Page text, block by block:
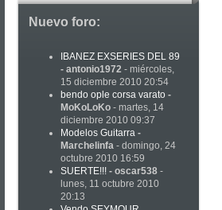
Nuevo foro:
IBANEZ EXSERIES DEL 89
- antonio1972 - miércoles,
15 diciembre 2010 20:54
bendo ople corsa varato -
MoKoLoKo - martes, 14
diciembre 2010 09:37
Modelos Guitarra -
Marchelinfa - domingo, 24
octubre 2010 16:59
SUERTE!!! - oscar538 -
lunes, 11 octubre 2010
20:13